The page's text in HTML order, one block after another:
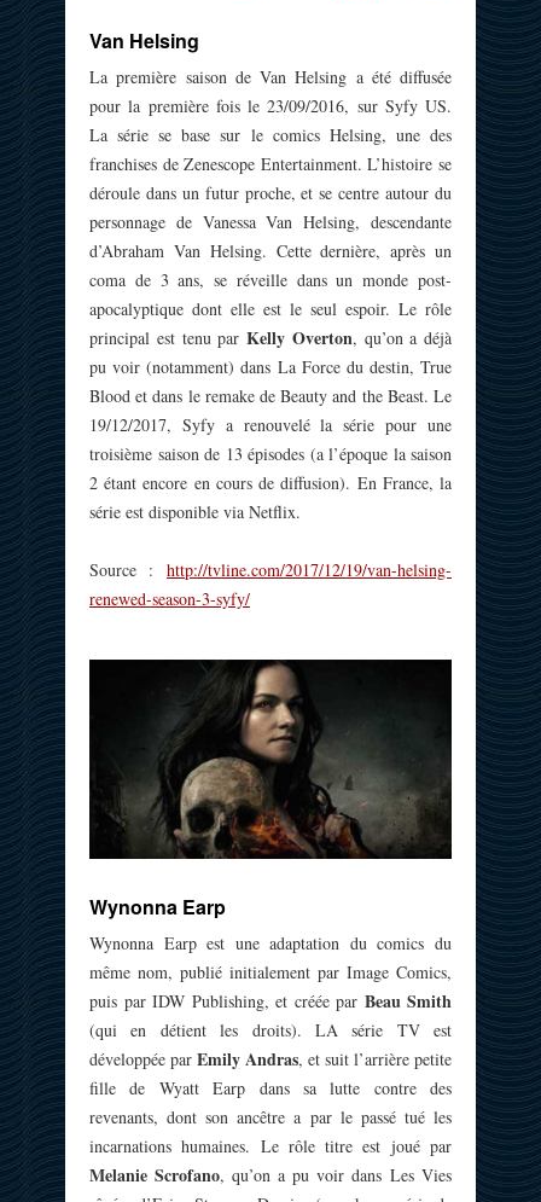
Van Helsing
La première saison de Van Helsing a été diffusée
pour la première fois le 23/09/2016, sur Syfy US.
La série se base sur le comics Helsing, une des
franchises de Zenescope Entertainment. L’histoire se
déroule dans un futur proche, et se centre autour du
personnage de Vanessa Van Helsing, descendante
d’Abraham Van Helsing. Cette dernière, après un
coma de 3 ans, se réveille dans un monde post-
apocalyptique dont elle est le seul espoir. Le rôle
principal est tenu par Kelly Overton, qu’on a déjà
pu voir (notamment) dans La Force du destin, True
Blood et dans le remake de Beauty and the Beast. Le
19/12/2017, Syfy a renouvelé la série pour une
troisième saison de 13 épisodes (a l’époque la saison
2 étant encore en cours de diffusion). En France, la
série est disponible via Netflix.
Source : http://tvline.com/2017/12/19/van-helsing-
renewed-season-3-syfy/
Wynonna Earp
Wynonna Earp est une adaptation du comics du
même nom, publié initialement par Image Comics,
puis par IDW Publishing, et créée par Beau Smith
(qui en détient les droits). LA série TV est
développée par Emily Andras, et suit l’arrière petite
fille de Wyatt Earp dans sa lutte contre des
revenants, dont son ancêtre a par le passé tué les
incarnations humaines. Le rôle titre est joué par
Melanie Scrofano, qu’on a pu voir dans Les Vies